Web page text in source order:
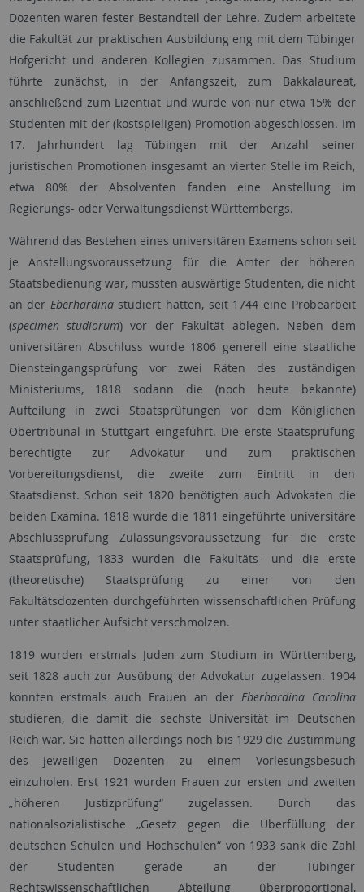
Dozenten waren fester Bestandteil der Lehre. Zudem arbeitete
die Fakultät zur praktischen Ausbildung eng mit dem Tübinger
Hofgericht und anderen Kollegien zusammen. Das Studium
führte zunächst, in der Anfangszeit, zum Bakkalaureat,
anschließend zum Lizentiat und wurde von nur etwa 15% der
Studenten mit der (kostspieligen) Promotion abgeschlossen. Im
17. Jahrhundert lag Tübingen mit der Anzahl seiner
juristischen Promotionen insgesamt an vierter Stelle im Reich,
etwa 80% der Absolventen fanden eine Anstellung im
Regierungs- oder Verwaltungsdienst Württembergs.
Während das Bestehen eines universitären Examens schon seit
je Anstellungsvoraussetzung für die Ämter der höheren
Staatsbedienung war, mussten auswärtige Studenten, die nicht
an der Eberhardinastudiert hatten, seit 1744 eine Probearbeit
(specimen studiorum) vor der Fakultät ablegen. Neben dem
universitären Abschluss wurde 1806 generell eine staatliche
Diensteingangsprüfung vor zwei Räten des zuständigen
Ministeriums, 1818 sodann die (noch heute bekannte)
Aufteilung in zwei Staatsprüfungen vor dem Königlichen
Obertribunal in Stuttgart eingeführt. Die erste Staatsprüfung
berechtigte zur Advokatur und zum praktischen
Vorbereitungsdienst, die zweite zum Eintritt in den
Staatsdienst. Schon seit 1820 benötigten auch Advokaten die
beiden Examina. 1818 wurde die 1811 eingeführte universitäre
Abschlussprüfung Zulassungsvoraussetzung für die erste
Staatsprüfung, 1833 wurden die Fakultäts- und die erste
(theoretische) Staatsprüfung zu einer von den
Fakultätsdozenten durchgeführten wissenschaftlichen Prüfung
unter staatlicher Aufsicht verschmolzen.
1819 wurden erstmals Juden zum Studium in Württemberg,
seit 1828 auch zur Ausübung der Advokatur zugelassen. 1904
konnten erstmals auch Frauen an der Eberhardina Carolina
studieren, die damit die sechste Universität im Deutschen
Reich war. Sie hatten allerdings noch bis 1929 die Zustimmung
des jeweiligen Dozenten zu einem Vorlesungsbesuch
einzuholen. Erst 1921 wurden Frauen zur ersten und zweiten
„höheren Justizprüfung“ zugelassen. Durch das
nationalsozialistische „Gesetz gegen die Überfüllung der
deutschen Schulen und Hochschulen“ von 1933 sank die Zahl
der Studenten gerade an der Tübinger
Rechtswissenschaftlichen Abteilung überproportional,